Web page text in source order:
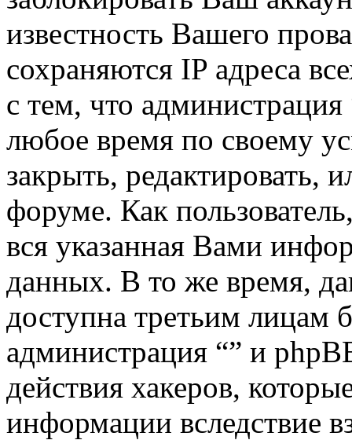
известность Вашего
сохраняются IP адреса
с тем, что администрация
любое время по своему
закрыть, редактировать,
форуме. Как
вся указанная Вами
данных. В то же время,
доступна третьим лицам
администрация “” и
действия хакеров,
информации вследствие